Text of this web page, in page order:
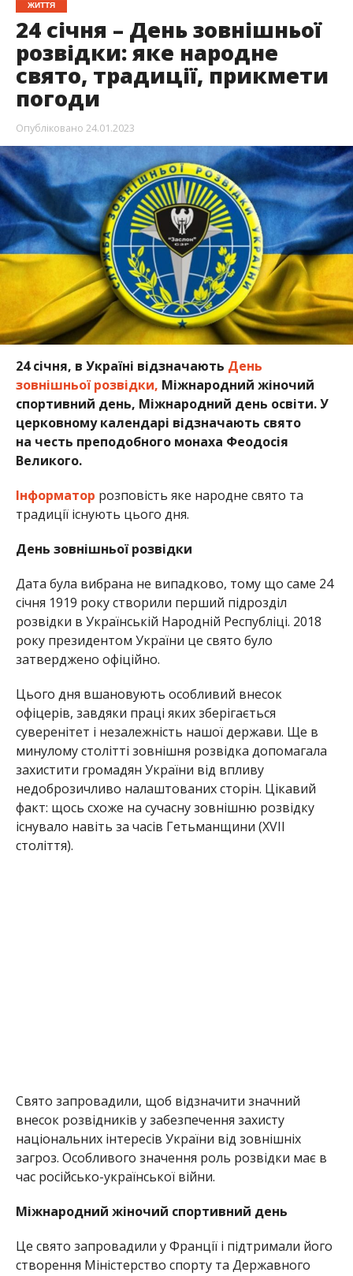
ЖИТТЯ
24 січня – День зовнішньої
розвідки: яке народне
свято, традиції, прикмети
погоди
Опубліковано 24.01.2023
24 січня, в Україні відзначають День
зовнішньої розвідки, Міжнародний жіночий
спортивний день, Міжнародний день освіти. У
церковному календарі відзначають свято
на честь преподобного монаха Феодосія
Великого.
Інформатор розповість яке народне свято та
традиції існують цього дня.
День зовнішньої розвідки
Дата була вибрана не випадково, тому що саме 24
січня 1919 року створили перший підрозділ
розвідки в Українській Народній Республіці. 2018
року президентом України це свято було
затверджено офіційно.
Цього дня вшановують особливий внесок
офіцерів, завдяки праці яких зберігається
суверенітет і незалежність нашої держави. Ще в
минулому столітті зовнішня розвідка допомагала
захистити громадян України від впливу
недоброзичливо налаштованих сторін. Цікавий
факт: щось схоже на сучасну зовнішню розвідку
існувало навіть за часів Гетьманщини (XVII
століття).
Свято запровадили, щоб відзначити значний
внесок розвідників у забезпечення захисту
національних інтересів України від зовнішніх
загроз. Особливого значення роль розвідки має в
час російсько-української війни.
Міжнародний жіночий спортивний день
Це свято запровадили у Франції і підтримали його
створення Міністерство спорту та Державного